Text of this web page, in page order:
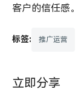
客户的信任感。
标签: 推广运营
立即分享